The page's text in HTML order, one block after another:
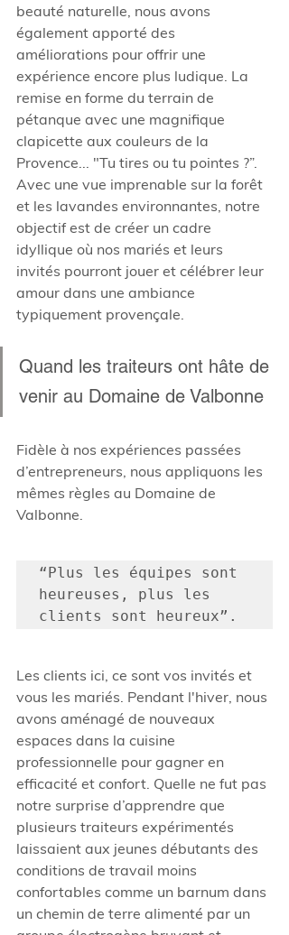
beauté naturelle, nous avons
également apporté des
améliorations pour offrir une
expérience encore plus ludique. La
remise en forme du terrain de
pétanque avec une magnifique
clapicette aux couleurs de la
Provence... "Tu tires ou tu pointes ?”.
Avec une vue imprenable sur la forêt
et les lavandes environnantes, notre
objectif est de créer un cadre
idyllique où nos mariés et leurs
invités pourront jouer et célébrer leur
amour dans une ambiance
typiquement provençale.
Quand les traiteurs ont hâte de
venir au Domaine de Valbonne
Fidèle à nos expériences passées
d’entrepreneurs, nous appliquons les
mêmes règles au Domaine de
Valbonne.
“Plus les équipes sont
heureuses, plus les
clients sont heureux”.
Les clients ici, ce sont vos invités et
vous les mariés. Pendant l'hiver, nous
avons aménagé de nouveaux
espaces dans la cuisine
professionnelle pour gagner en
efficacité et confort. Quelle ne fut pas
notre surprise d’apprendre que
plusieurs traiteurs expérimentés
laissaient aux jeunes débutants des
conditions de travail moins
confortables comme un barnum dans
un chemin de terre alimenté par un